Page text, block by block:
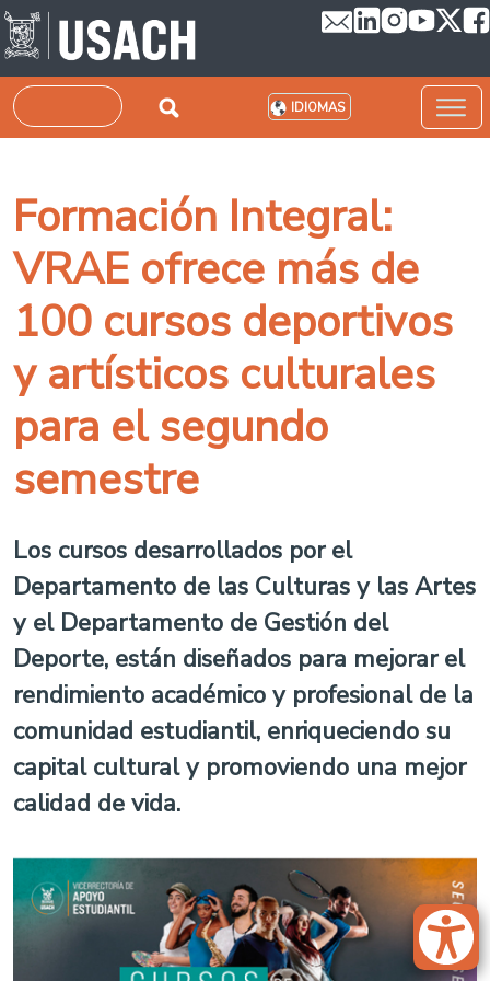
Pasar al contenido principal
Buscar IDIOMAS
Formación Integral:
VRAE ofrece más de
100 cursos deportivos
y artísticos culturales
para el segundo
semestre
Los cursos desarrollados por el
Departamento de las Culturas y las Artes
y el Departamento de Gestión del
Deporte, están diseñados para mejorar el
rendimiento académico y profesional de la
comunidad estudiantil, enriqueciendo su
capital cultural y promoviendo una mejor
calidad de vida.